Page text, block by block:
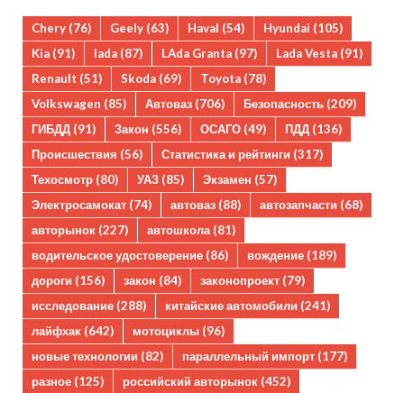
Chery (76) Geely (63) Haval (54) Hyundai (105)
Kia (91) lada (87) LAda Granta (97) Lada Vesta (91)
Renault (51) Skoda (69) Toyota (78)
Volkswagen (85) Автоваз (706) Безопасность (209)
ГИБДД (91) Закон (556) ОСАГО (49) ПДД (136)
Происшествия (56) Статистика и рейтинги (317)
Техосмотр (80) УАЗ (85) Экзамен (57)
Электросамокат (74) автоваз (88) автозапчасти (68)
авторынок (227) автошкола(81)
водительское удостоверение (86) вождение (189)
дороги (156) закон (84) законопроект (79)
исследование (288) китайские автомобили (241)
лайфхак (642) мотоциклы (96)
новые технологии (82) параллельный импорт (177)
разное (125) российский авторынок (452)